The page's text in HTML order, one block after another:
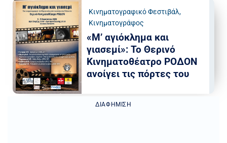
Κινηματογραφικό Φεστιβάλ,
Κινηματογράφος
«Μ’ αγιόκλημα και
γιασεμί»: Το Θερινό
Κινηματοθέατρο ΡΟΔΟΝ
ανοίγει τις πόρτες του
ΔΙΑΦΉΜΙΣΗ